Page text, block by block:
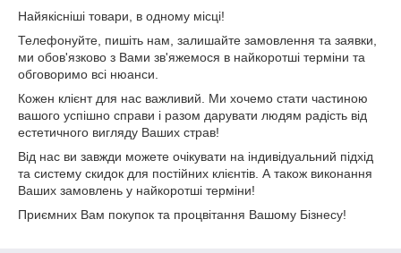
Найякісніші товари, в одному місці!
Телефонуйте, пишіть нам, залишайте замовлення та заявки,
ми обов'язково з Вами зв'яжемося в найкоротші терміни та
обговоримо всі нюанси.
Кожен клієнт для нас важливий. Ми хочемо стати частиною
вашого успішно справи і разом дарувати людям радість від
естетичного вигляду Ваших страв!
Від нас ви завжди можете очікувати на індивідуальний підхід
та систему скидок для постійних клієнтів. А також виконання
Ваших замовлень у найкоротші терміни!
Приємних Вам покупок та процвітання Вашому Бізнесу!